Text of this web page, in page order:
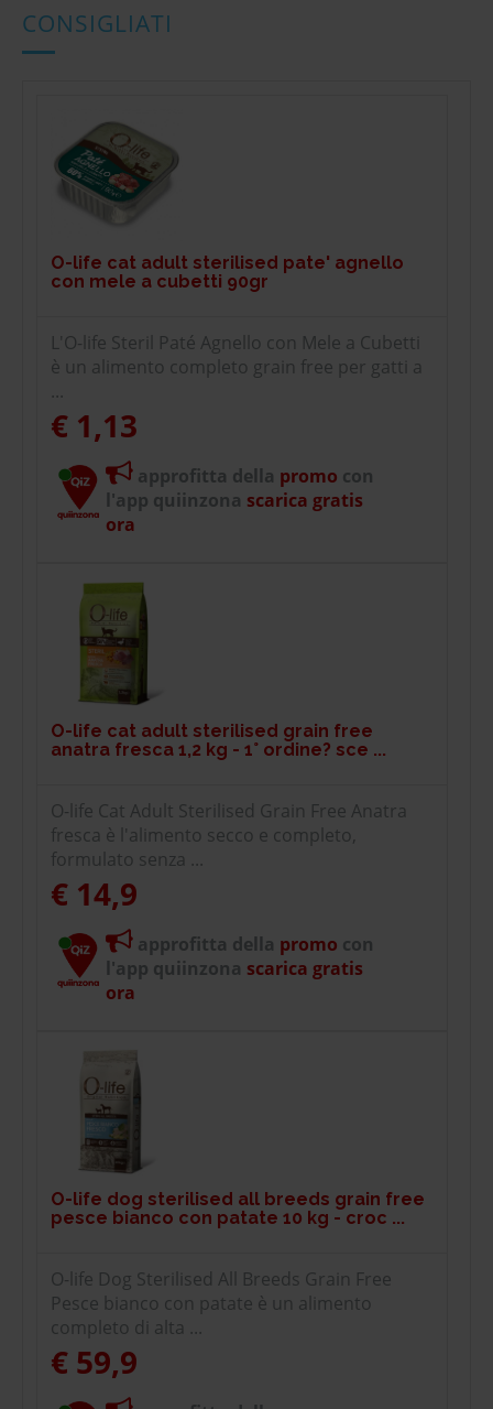
CONSIGLIATI
O-life cat adult sterilised pate' agnello
con mele a cubetti 90gr
L'O-life Steril Paté Agnello con Mele a Cubetti
è un alimento completo grain free per gatti a
...
€ 1,13
approfitta della promo con
l'app quiinzona scarica gratis
ora
O-life cat adult sterilised grain free
anatra fresca 1,2 kg - 1° ordine? sce ...
O-life Cat Adult Sterilised Grain Free Anatra
fresca è l'alimento secco e completo,
formulato senza ...
€ 14,9
approfitta della promo con
l'app quiinzona scarica gratis
ora
O-life dog sterilised all breeds grain free
pesce bianco con patate 10 kg - croc ...
O-life Dog Sterilised All Breeds Grain Free
Pesce bianco con patate è un alimento
completo di alta ...
€ 59,9